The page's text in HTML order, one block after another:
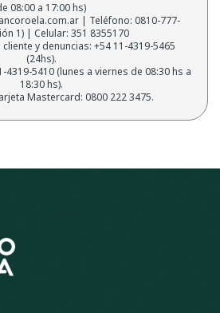
08:00 a 17:00 hs)
| Teléfono: 0810-777-
1) | Celular: 351 8355170
cliente y denuncias: +54 11-4319-5465
(24hs).
4319-5410 (lunes a viernes de 08:30 hs a
18:30 hs).
Mastercard: 0800 222 3475.